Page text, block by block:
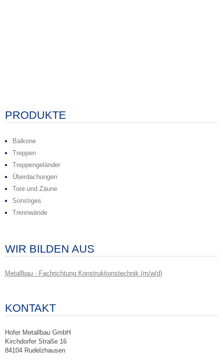
PRODUKTE
Balkone
Treppen
Treppengeländer
Überdachungen
Tore und Zäune
Sonstiges
Trennwände
WIR BILDEN AUS
Metallbau - Fachrichtung Konstruktionstechnik (m/w/d)
KONTAKT
Hofer Metallbau GmbH
Kirchdorfer Straße 16
84104 Rudelzhausen